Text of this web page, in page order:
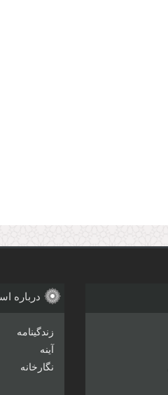
درباره
زندگینامه
آینه
نگارخانه